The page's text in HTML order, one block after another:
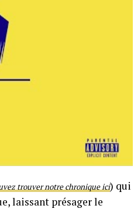
trouver notre chronique ici) qui
laissant présager le